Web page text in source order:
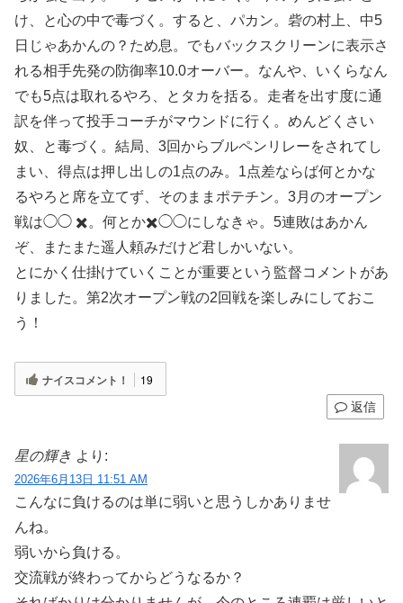
け、と心の中で毒づく。すると、パカン。砦の村上、中5
日じゃあかんの？ため息。でもバックスクリーンに表示さ
れる相手先発の防御率10.0オーバー。なんや、いくらなん
でも5点は取れるやろ、とタカを括る。走者を出す度に通
訳を伴って投手コーチがマウンドに行く。めんどくさい
奴、と毒づく。結局、3回からブルペンリレーをされてし
まい、得点は押し出しの1点のみ。1点差ならば何とかな
るやろと席を立てず、そのままポテチン。3月のオープン
戦は◯◯ ✖️。何とか✖️◯◯にしなきゃ。5連敗はあかん
ぞ、またまた遥人頼みだけど君しかいない。
とにかく仕掛けていくことが重要という監督コメントがあ
りました。第2次オープン戦の2回戦を楽しみにしておこ
う！
ナイスコメント！ 19
返信
星の輝き より:
2026年6月13日 11:51 AM
こんなに負けるのは単に弱いと思うしかありませ
んね。
弱いから負ける。
交流戦が終わってからどうなるか？